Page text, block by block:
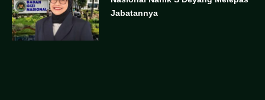
Jabatannya